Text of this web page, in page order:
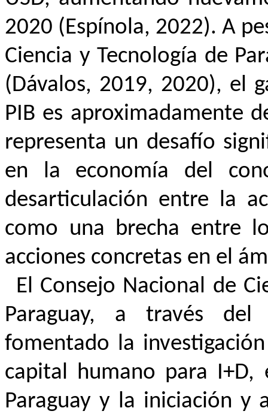
2020 (Espínola, 2022). A
Ciencia y Tecnología de
(Dávalos, 2019, 2020), el
PIB es aproximadamente
representa un desafío
en la economía del
desarticulación entre la
como una brecha entre
acciones concretas en el
El Consejo Nacional de
Paraguay, a través del
fomentado la
capital humano para I+D,
Paraguay y la iniciación y